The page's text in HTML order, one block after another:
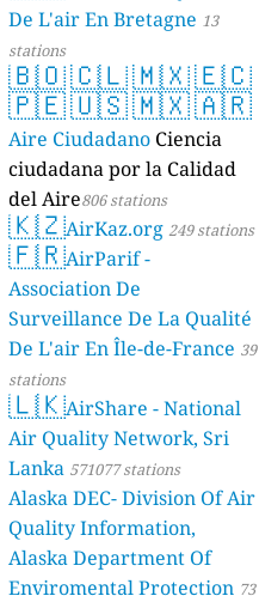
De L'air En Bretagne 13
stations
🇧🇴🇨🇱🇲🇽🇪🇨
🇵🇪🇺🇸🇲🇽🇦🇷
Aire Ciudadano Ciencia
ciudadana por la Calidad
del Aire806 stations
🇰🇿AirKaz.org 249 stations
🇫🇷AirParif -
Association De
Surveillance De La Qualité
De L'air En Île-de-France 39
stations
🇱🇰AirShare - National
Air Quality Network, Sri
Lanka 571077 stations
Alaska DEC- Division Of Air
Quality Information,
Alaska Department Of
Enviromental Protection 73